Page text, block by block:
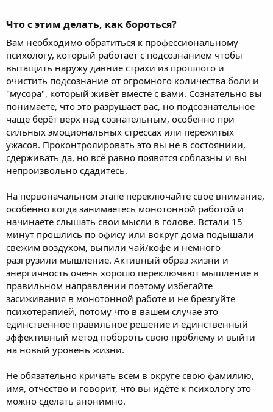
Что с этим делать, как бороться?​
Вам необходимо обратиться к профессиональному
психологу, который работает с подсознанием чтобы
вытащить наружу давние страхи из прошлого и
очистить подсознание от огромного количества боли и
"мусора", который живёт вместе с вами. Сознательно вы
понимаете, что это разрушает вас, но подсознательное
чаще берёт верх над сознательным, особенно при
сильных эмоциональных стрессах или пережитых
ужасов. Проконтролировать это вы не в состояниии,
сдерживать да, но всё равно появятся соблазны и вы
непроизвольно сдадитесь.
На первоначальном этапе переключайте своё внимание,
особенно когда занимаетесь монотонной работой и
начинаете слышать свои мысли в голове. Встали 15
минут прошлись по офису или вокруг дома подышали
свежим воздухом, выпили чай/кофе и немного
разгрузили мышление. Активный образ жизни и
энергичность очень хорошо переключают мышление в
правильном направлении поэтому избегайте
засиживания в монотонной работе и не брезгуйте
психотерапией, потому что в вашем случае это
единственное правильное решение и единственный
эффективный метод побороть свою проблему и выйти
на новый уровень жизни.
Не обязательно кричать всем в округе свою фамилию,
имя, отчество и говорит, что вы идёте к психологу это
можно сделать анонимно.